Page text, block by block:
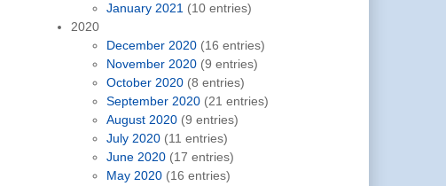
January 2021 (10 entries)
2020
December 2020 (16 entries)
November 2020 (9 entries)
October 2020 (8 entries)
September 2020 (21 entries)
August 2020 (9 entries)
July 2020 (11 entries)
June 2020 (17 entries)
May 2020 (16 entries)